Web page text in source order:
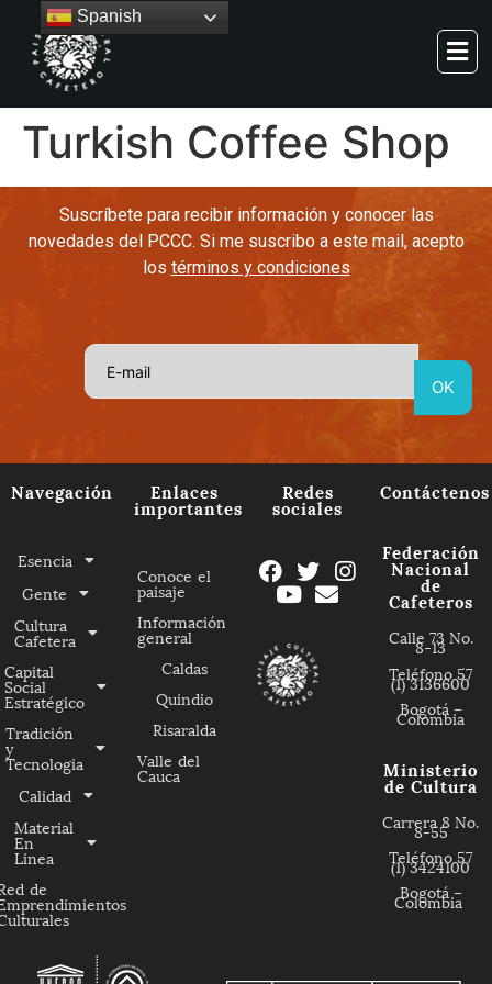
Turkish Coffee Shop
Suscríbete para recibir información y conocer las
novedades del PCCC. Si me suscribo a este mail, acepto
los términos y condiciones
Navegación
Esencia
Gente
Cultura
Cafetera
Capital
Social
Estratégico
Tradición
y
Tecnologia
Calidad
Material
En
Linea
de
Enlaces
importantes
Conoce el
paisaje
Información
general
Caldas
Quindio
Risaralda
Valle del
Cauca
Redes
sociales
Contáctenos
Federación
Nacional
de
Cafeteros
Calle 73 No.
8-13
Teléfono 57
(1) 3136600
Bogotá –
Colombia
Ministerio
de Cultura
Carrera 8 No.
8-55
Teléfono 57
(1) 3424100
Bogotá –
Colombia
Spanish